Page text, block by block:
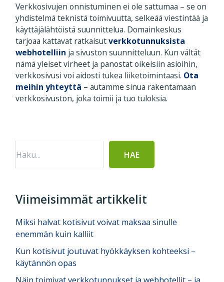
Verkkosivujen onnistuminen ei ole sattumaa – se on
yhdistelmä teknistä toimivuutta, selkeää viestintää ja
käyttäjälähtöistä suunnittelua. Domainkeskus
tarjoaa kattavat ratkaisutverkkotunnuksista
webhotelliin ja sivuston suunnitteluun. Kun vältät
nämä yleiset virheet ja panostat oikeisiin asioihin,
verkkosivusi voi aidosti tukea liiketoimintaasi. Ota
meihin yhteyttä – autamme sinua rakentamaan
verkkosivuston, joka toimii ja tuo tuloksia.
Viimeisimmät artikkelit
Miksi halvat kotisivut voivat maksaa sinulle
enemmän kuin kalliit
Kun kotisivut joutuvat hyökkäyksen kohteeksi –
käytännön opas